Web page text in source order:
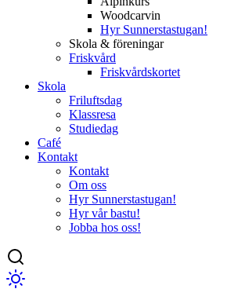
Woodcarvin
Hyr Sunnerstastugan!
Skola & föreningar
Friskvård
Friskvårdskortet
Skola
Friluftsdag
Klassresa
Studiedag
Café
Kontakt
Kontakt
Om oss
Hyr Sunnerstastugan!
Hyr vår bastu!
Jobba hos oss!